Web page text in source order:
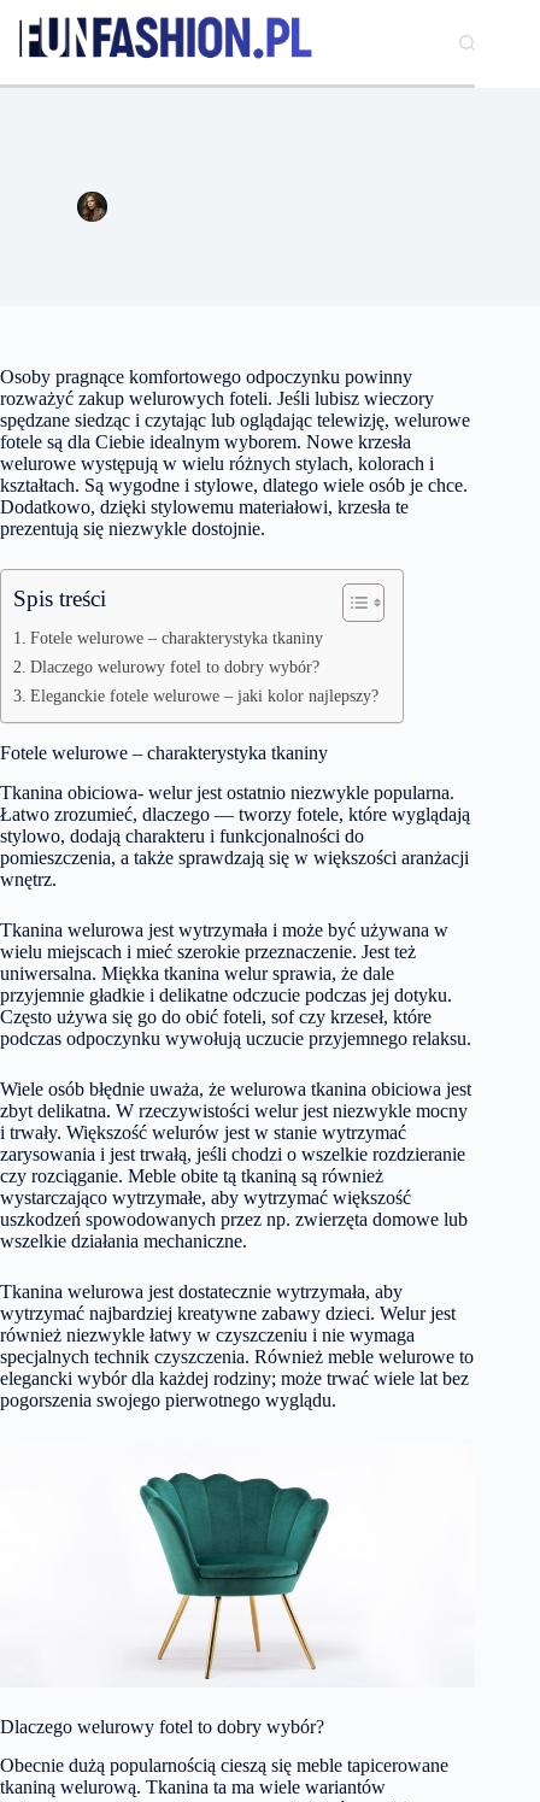
treści
Osoby pragnące komfortowego odpoczynku powinny
rozważyć zakup welurowych foteli. Jeśli lubisz wieczory
spędzane siedząc i czytając lub oglądając telewizję, welurowe
fotele są dla Ciebie idealnym wyborem. Nowe krzesła
welurowe występują w wielu różnych stylach, kolorach i
kształtach. Są wygodne i stylowe, dlatego wiele osób je chce.
Dodatkowo, dzięki stylowemu materiałowi, krzesła te
prezentują się niezwykle dostojnie.
Spis treści
Fotele welurowe – charakterystyka tkaniny
Dlaczego welurowy fotel to dobry wybór?
Eleganckie fotele welurowe – jaki kolor najlepszy?
Fotele welurowe – charakterystyka tkaniny
Tkanina obiciowa- welur jest ostatnio niezwykle popularna.
Łatwo zrozumieć, dlaczego — tworzy fotele, które wyglądają
stylowo, dodają charakteru i funkcjonalności do
pomieszczenia, a także sprawdzają się w większości aranżacji
wnętrz.
Tkanina welurowa jest wytrzymała i może być używana w
wielu miejscach i mieć szerokie przeznaczenie. Jest też
uniwersalna. Miękka tkanina welur sprawia, że dale
przyjemnie gładkie i delikatne odczucie podczas jej dotyku.
Często używa się go do obić foteli, sof czy krzeseł, które
podczas odpoczynku wywołują uczucie przyjemnego relaksu.
Wiele osób błędnie uważa, że welurowa tkanina obiciowa jest
zbyt delikatna. W rzeczywistości welur jest niezwykle mocny
i trwały. Większość welurów jest w stanie wytrzymać
zarysowania i jest trwałą, jeśli chodzi o wszelkie rozdzieranie
czy rozciąganie. Meble obite tą tkaniną są również
wystarczająco wytrzymałe, aby wytrzymać większość
uszkodzeń spowodowanych przez np. zwierzęta domowe lub
wszelkie działania mechaniczne.
Tkanina welurowa jest dostatecznie wytrzymała, aby
wytrzymać najbardziej kreatywne zabawy dzieci. Welur jest
również niezwykle łatwy w czyszczeniu i nie wymaga
specjalnych technik czyszczenia. Również meble welurowe to
elegancki wybór dla każdej rodziny; może trwać wiele lat bez
pogorszenia swojego pierwotnego wyglądu.
Dlaczego welurowy fotel to dobry wybór?
Obecnie dużą popularnością cieszą się meble tapicerowane
tkaniną welurową. Tkanina ta ma wiele wariantów